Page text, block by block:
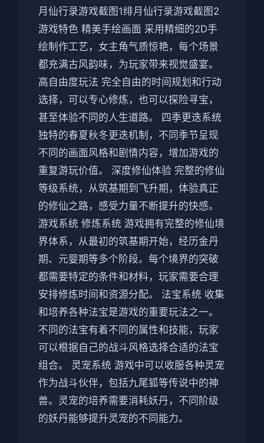
月仙行录游戏截图1绯月仙行录游戏截图2
游戏特色 精美手绘画面 采用精细的2D手
绘制作工艺，女主角气质惊艳，每个场景
都充满古风韵味，为玩家带来视觉盛宴。
高自由度玩法 完全自由的时间规划和行动
选择，可以专心修炼，也可以探险寻宝，
甚至体验不同的人生道路。 四季更迭系统
独特的春夏秋冬更迭机制，不同季节呈现
不同的画面风格和剧情内容，增加游戏的
重复游玩价值。 深度修仙体验 完整的修仙
等级系统，从筑基期到飞升期，体验真正
的修仙之路，感受力量不断提升的快感。
游戏系统 修炼系统 游戏拥有完整的修仙境
界体系，从最初的筑基期开始，经历金丹
期、元婴期等多个阶段。每个境界的突破
都需要特定的条件和材料，玩家需要合理
安排修炼时间和资源分配。 法宝系统 收集
和培养各种法宝是游戏的重要玩法之一。
不同的法宝有着不同的属性和技能，玩家
可以根据自己的战斗风格选择合适的法宝
组合。 灵宠系统 游戏中可以收服各种灵宠
作为战斗伙伴，包括九尾狐等传说中的神
兽。灵宠的培养需要消耗妖丹，不同阶级
的妖丹能够提升灵宠的不同能力。